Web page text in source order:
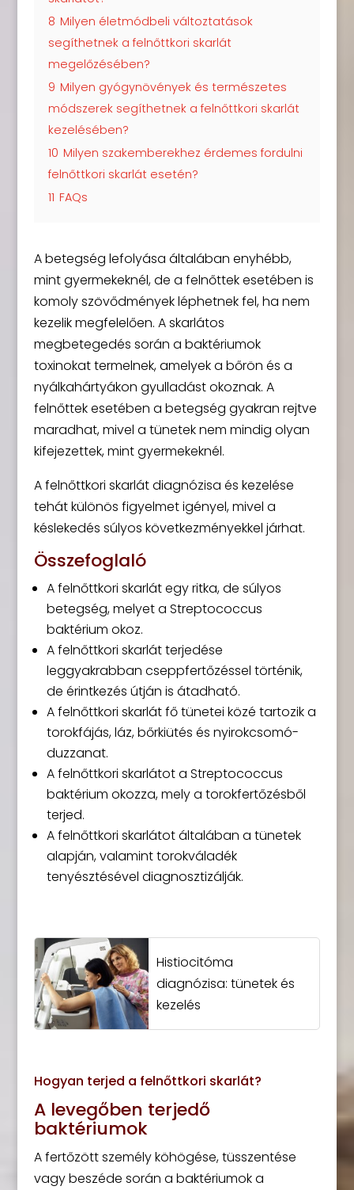
8 Milyen életmódbeli változtatások
segíthetnek a felnőttkori skarlát
megelőzésében?
9 Milyen gyógynövények és természetes
módszerek segíthetnek a felnőttkori skarlát
kezelésében?
10 Milyen szakemberekhez érdemes fordulni
felnőttkori skarlát esetén?
11 FAQs
A betegség lefolyása általában enyhébb,
mint gyermekeknél, de a felnőttek esetében is
komoly szövődmények léphetnek fel, ha nem
kezelik megfelelően. A skarlátos
megbetegedés során a baktériumok
toxinokat termelnek, amelyek a bőrön és a
nyálkahártyákon gyulladást okoznak. A
felnőttek esetében a betegség gyakran rejtve
maradhat, mivel a tünetek nem mindig olyan
kifejezettek, mint gyermekeknél.
A felnőttkori skarlát diagnózisa és kezelése
tehát különös figyelmet igényel, mivel a
késlekedés súlyos következményekkel járhat.
Összefoglaló
A felnőttkori skarlát egy ritka, de súlyos
betegség, melyet a Streptococcus
baktérium okoz.
A felnőttkori skarlát terjedése
leggyakrabban cseppfertőzéssel történik,
de érintkezés útján is átadható.
A felnőttkori skarlát fő tünetei közé tartozik a
torokfájás, láz, bőrkiütés és nyirokcsomó-
duzzanat.
A felnőttkori skarlátot a Streptococcus
baktérium okozza, mely a torokfertőzésből
terjed.
A felnőttkori skarlátot általában a tünetek
alapján, valamint torokváladék
tenyésztésével diagnosztizálják.
Histiocitóma
diagnózisa: tünetek és
kezelés
Hogyan terjed a felnőttkori skarlát?
A levegőben terjedő
baktériumok
A fertőzött személy köhögése, tüsszentése
vagy beszéde során a baktériumok a